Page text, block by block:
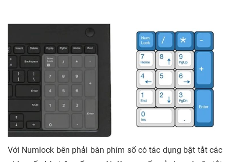
Với Numlock bên phải bàn phím số có tác dụng bật tắt các